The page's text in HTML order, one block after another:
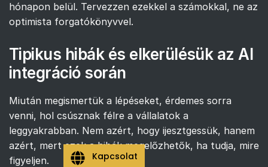
hónapon belül. Tervezzen ezekkel a számokkal, ne az
optimista forgatókönyvvel.
Tipikus hibák és elkerülésük az AI
integráció során
Miután megismertük a lépéseket, érdemes sorra
venni, hol csúsznak félre a vállalatok a
leggyakrabban. Nem azért, hogy ijesztgessük, hanem
azért, mert ezek a hibák megelőzhetők, ha tudja, mire
figyeljen.
Kapcsolat